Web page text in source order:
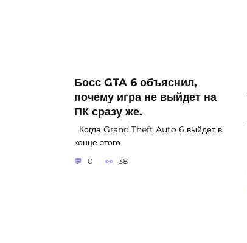
Босс GTA 6 объяснил,
почему игра не выйдет на
ПК сразу же.
Когда Grand Theft Auto 6 выйдет в
конце этого
0 38